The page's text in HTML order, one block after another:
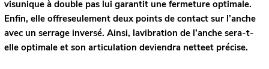
visunique à double pas lui garantit une fermeture optimale.
Enfin, elle offreseulement deux points de contact sur l’anche
avec un serrage inversé. Ainsi, lavibration de l’anche sera-t-
elle optimale et son articulation deviendra netteet précise.